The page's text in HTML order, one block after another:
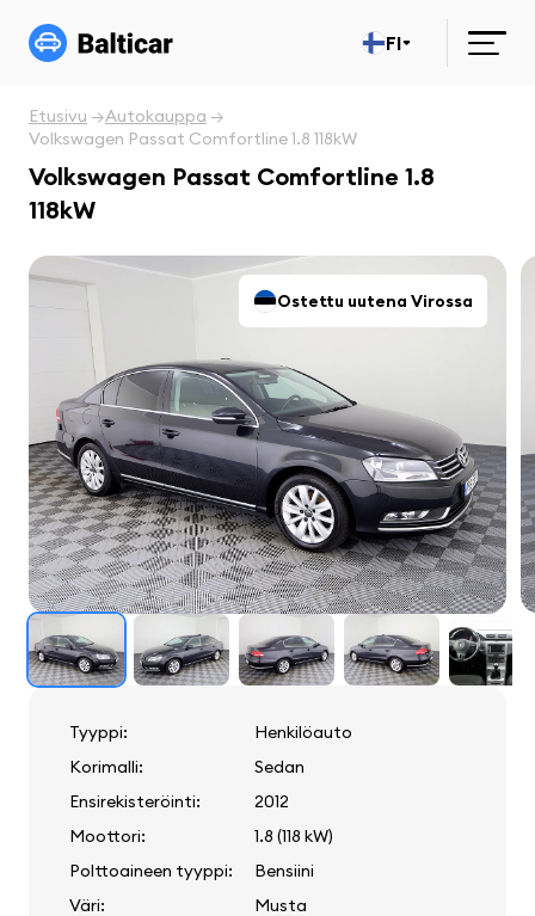
FI
Etusivu
Autokauppa
Volkswagen Passat Comfortline 1.8 118kW
Volkswagen Passat Comfortline 1.8
118kW
Tyyppi:
Henkilöauto
Korimalli:
Sedan
Ensirekisteröinti:
2012
Moottori:
1.8 (118 kW)
Polttoaineen tyyppi:
Bensiini
Väri:
Musta
Ostettu uutena Virossa